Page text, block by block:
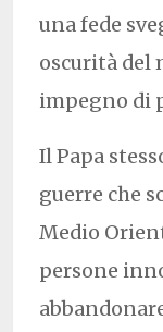
una fede
oscurità del
impegno di
Il Papa
guerre che
Medio
persone